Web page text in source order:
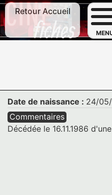
Retour Accueil
Date de naissance : 24/
Commentaires
Décédée le 16.11.1986